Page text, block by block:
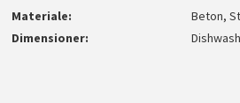
Materiale
Beton,
Dimensioner